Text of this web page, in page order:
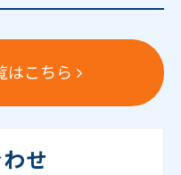
はこちら
せ